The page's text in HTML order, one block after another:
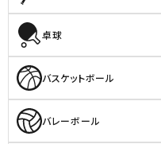
卓球
バスケットボール
バレーボール